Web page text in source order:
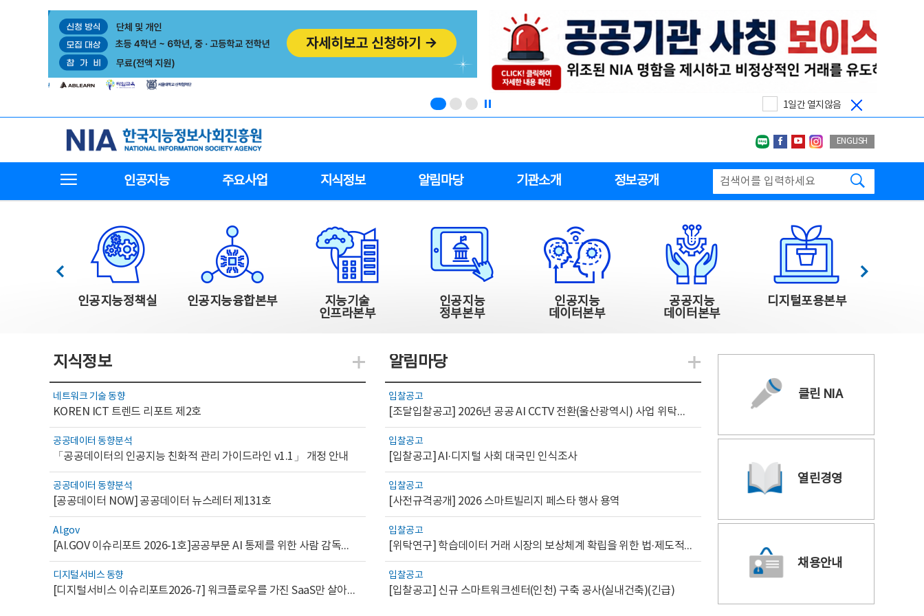
1일간 열지않음
한국지능정보사회진흥원
네이버블로그
페이스북
유투브인스타그랩
ENGLISH
인공지능 주요사업 지식정보 알림마당 기관소개 정보공개
한국지능정보사회진흥원 주요사업
인공지능정책실 인공지능융합본부
지능기술
인프라본부
인공지능
정부본부
인공지능
데이터본부
공공지능
데이터본부
디지털포용본부
이전 다음
지식정보
네트워크 기술 동향
KOREN ICT 트렌드 리포트 제2호
공공데이터 동향분석
「공공데이터의 인공지능 친화적 관리 가이드라인 v1.1」 개정 안내
공공데이터 동향분석
[공공데이터 NOW] 공공데이터 뉴스레터 제131호
AI.gov
[AI.GOV 이슈리포트 2026-1호]공공부문 AI 통제를 위한 사람 감독의 해외 사례 분석 및 시사점
디지털서비스 동향
[디지털서비스 이슈리포트2026-7] 워크플로우를 가진 SaaS만 살아남는다
지식관련 더보기
알림마당
입찰공고
[조달입찰공고] 2026년 공공 AI CCTV 전환(울산광역시) 사업 위탁감리
입찰공고
[입찰공고] AI·디지털 사회 대국민 인식조사
입찰공고
[사전규격공개] 2026 스마트빌리지 페스타 행사 용역
입찰공고
[위탁연구] 학습데이터 거래 시장의 보상체계 확립을 위한 법·제도적 검토 방안 연구
입찰공고
[입찰공고] 신규 스마트워크센터(인천) 구축 공사(실내건축)(긴급)
알림관련 더보기
클린 NIA
열린경영
채용안내